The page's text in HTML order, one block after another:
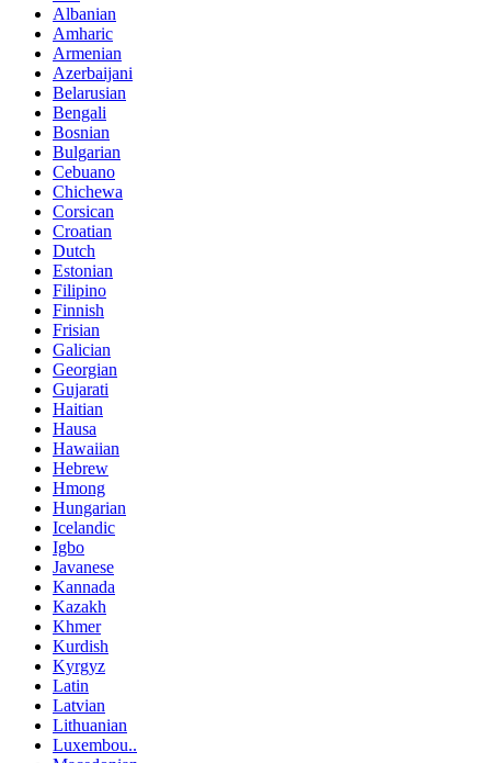
Albanian
Amharic
Armenian
Azerbaijani
Belarusian
Bengali
Bosnian
Bulgarian
Cebuano
Chichewa
Corsican
Croatian
Dutch
Estonian
Filipino
Finnish
Frisian
Galician
Georgian
Gujarati
Haitian
Hausa
Hawaiian
Hebrew
Hmong
Hungarian
Icelandic
Igbo
Javanese
Kannada
Kazakh
Khmer
Kurdish
Kyrgyz
Latin
Latvian
Lithuanian
Luxembou..